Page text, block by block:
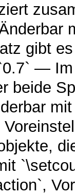
gibt
—
beide